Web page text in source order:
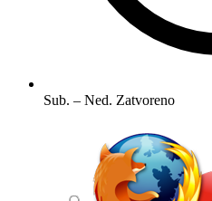
Sub. – Ned. Zatvoreno